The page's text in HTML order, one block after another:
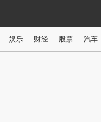
娱乐 财经 股票 汽车